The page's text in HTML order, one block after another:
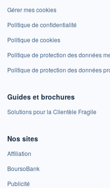
Gérer mes cookies
Politique de confidentialité
Politique de cookies
Politique de protection des données
Politique de protection des données
Guides et brochures
Solutions pour la Clientèle Fragile
Nos sites
Affiliation
BoursoBank
Publicité